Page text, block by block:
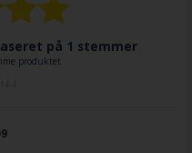
på 1 stemmer
produktet